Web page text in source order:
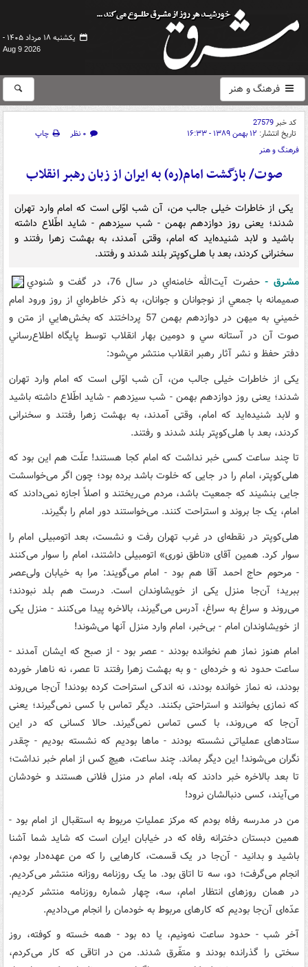
یکشنبه ۱۸ مرداد ۱۴۰۵ -
Aug 9 2026
فرهنگ و هنر
کد خبر27579
تاریخ انتشار: ۱۲ بهمن ۱۳۸۹ - ۱۶:۳۳ ۰ نظر
چاپ
فرهنگ و هنر
صوت/ بازگشت امام(ره) به ايران از زبان رهبر انقلاب
يکى از خاطرات خيلى جالب من، آن شب اوّلى است که امام وارد تهران
شدند؛ يعنى روز دوازدهم بهمن - شب سيزدهم - شايد اطّلاع داشته
باشيد و لابد شنيده‌ايد که امام، وقتى آمدند، به بهشت زهرا رفتند و
سخنرانى کردند، بعد با هلى‌کوپتر بلند شدند و رفتند.
مشـرق -
حضرت آيت‌الله خامنه‌اي در سال 76، در گفت و شنودي
صميمانه با جمعي از نوجوانان و جوانان، به ذکر خاطره‌اي از روز ورود امام
خميني به ميهن در دوازدهم بهمن 57 پرداختند که بخش‌هايي از متن و
صوت آن در آستانه سي و دومين بهار انقلاب توسط پايگاه اطلاع‌رساني
دفتر حفظ و نشر آثار رهبر انقلاب منتشر مي‌شود:
يکى از خاطرات خيلى جالب من، آن شب اوّلى است که امام وارد تهران
شدند؛ يعنى روز دوازدهم بهمن - شب سيزدهم - شايد اطّلاع داشته باشيد
و لابد شنيده‌ايد که امام، وقتى آمدند، به بهشت زهرا رفتند و سخنرانى
کردند، بعد با هلى‌کوپتر بلند شدند و رفتند.
تا چند ساعت کسى خبر نداشت که امام کجا هستند! علّت هم اين بود که
هلى‌کوپتر، امام را در جايى که خلوت باشد برده بود؛ چون اگر مى‌خواسشت
جايى بنشيند که جمعيت باشد، مردم مى‌ريختند و اصلاً اجازه نمى‌دادند که
امام، يک جا بروند و استراحت کنند. مى‌خواستند دور امام را بگيرند.
هلى‌کوپتر در نقطه‌اى در غرب تهران رفت و نشست، بعد اتومبيلى امام را
سوار کرد. همين آقاى «ناطق نورى» اتومبيلى داشتند، امام را سوار مى‌کنند
- مرحوم حاج احمد آقا هم بود - امام مى‌گويند: مرا به خيابان ولى‌عصر
ببريد؛ آن‌جا منزل يکى از خويشاوندان است. درست هم بلد نبودند؛
مى‌روند و سراغ به سراغ، آدرس مى‌گيرند، بالاخره پيدا مى‌کنند - منزل يکى
از خويشاوندان امام - بى‌خبر، امام وارد منزل آنها مى‌شوند!
امام هنوز نماز هم نخوانده بودند - عصر بود - از صبح که ايشان آمدند -
ساعت حدود نه و خرده‌اى - و به بهشت زهرا رفتند تا عصر، نه ناهار خورده
بودند، نه نماز خوانده بودند، نه اندکى استراحت کرده بودند! آن‌جا مى‌روند
که نمازى بخوانند و استراحتى بکنند. ديگر تماس با کسى نمى‌گيرند؛ يعنى
آن‌جا که مى‌روند، با کسى تماس نمى‌گيرند. حالا کسانى که در اين
ستادهاى عملياتى نشسته بودند - ماها بوديم که نشسته بوديم - چقدر
نگران مى‌شوند! اين ديگر بماند. چند ساعت، هيچ کس از امام خبر نداشت؛
تا بعد بالاخره خبر دادند که بله، امام در منزل فلانى هستند و خودشان
مى‌آيند، کسى دنبالشان نرود!
من در مدرسه رفاه بودم که مرکز عملياتِ مربوط به استقبال از امام بود -
همين دبستان دخترانه رفاه که در خيابان ايران است که شايد شما آشنا
باشيد و بدانيد - آن‌جا در يک قسمت، کارهايى را که من عهده‌دار بودم،
انجام مى‌گرفت؛ دو، سه تا اتاق بود. ما يک روزنامه روزانه منتشر مى‌کرديم.
در همان روزهاى انتظار امام، سه، چهار شماره روزنامه منتشر کرديم.
عدّه‌اى آن‌جا بوديم که کارهاى مربوط به خودمان را انجام مى‌داديم.
آخر شب - حدود ساعت نه‌ونيم، يا ده بود - همه خسته و کوفته، روز
سختى را گذرانده بودند و متفّرق شدند. من در اتاقى که کار مى‌کردم،